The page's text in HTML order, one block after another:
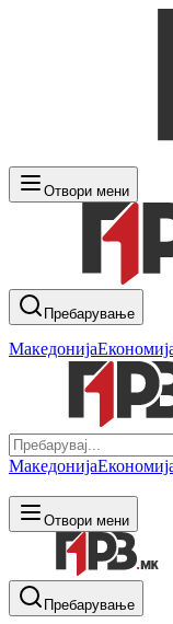
Отвори мени
Пребарување
Македонија
Македонија
Отвори мени
Пребарување